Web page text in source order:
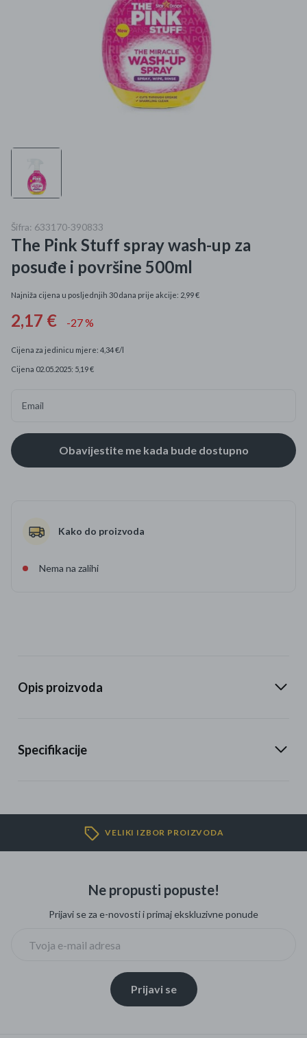
Specijalne kategorije
Čišćenje zaliha
Ograničena cijena
Najpopularniji proizvodi
Roba s greškom
Šifra: 633170-390833
The Pink Stuff spray wash-up za
posuđe i površine 500ml
Najniža cijena u posljednjih 30 dana prije akcije: 2,99 €
2,17 € -27 %
Cijena za jedinicu mjere: 4,34 €/l
Cijena 02.05.2025: 5,19 €
Email
Kako do proizvoda
Nema na zalihi
Opis proizvoda
Specifikacije
VELIKI IZBOR PROIZVODA
Ne propusti popuste!
Prijavi se za e-novosti i primaj ekskluzivne ponude
Prijavi se